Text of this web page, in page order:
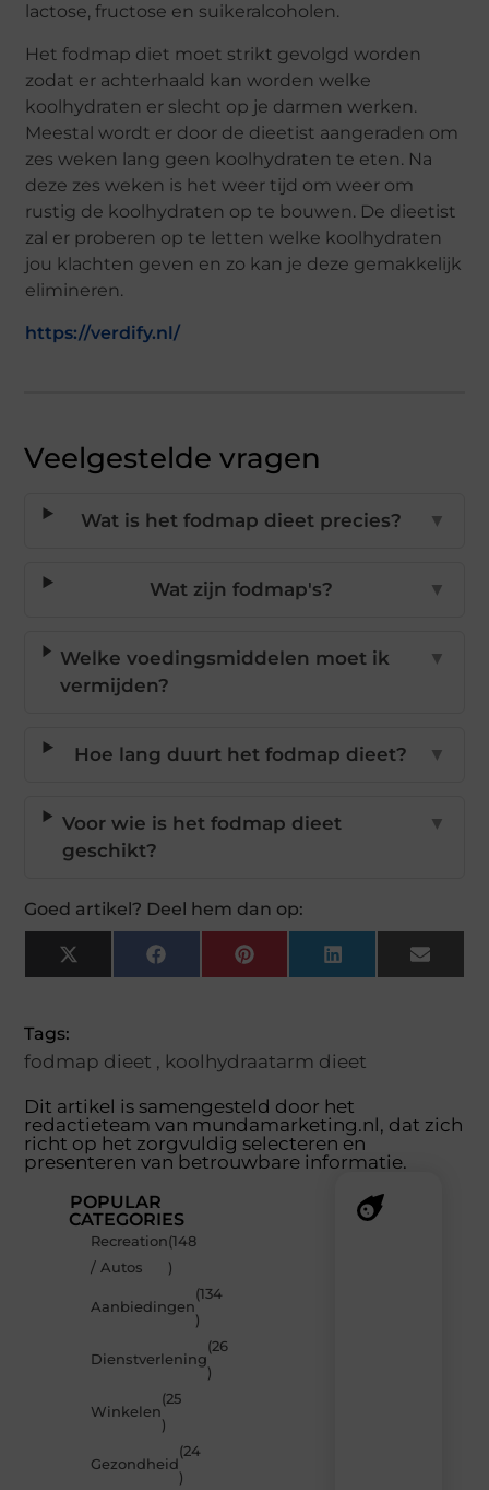
lactose, fructose en suikeralcoholen.
Het fodmap diet moet strikt gevolgd worden
zodat er achterhaald kan worden welke
koolhydraten er slecht op je darmen werken.
Meestal wordt er door de dieetist aangeraden om
zes weken lang geen koolhydraten te eten. Na
deze zes weken is het weer tijd om weer om
rustig de koolhydraten op te bouwen. De dieetist
zal er proberen op te letten welke koolhydraten
jou klachten geven en zo kan je deze gemakkelijk
elimineren.
https://verdify.nl/
Veelgestelde vragen
Wat is het fodmap dieet precies? ▼
Wat zijn fodmap's? ▼
Welke voedingsmiddelen moet ik
vermijden?
▼
Hoe lang duurt het fodmap dieet? ▼
Voor wie is het fodmap dieet
geschikt?
▼
Goed artikel? Deel hem dan op:
X
(Twitter)
FacebookPinterestLinkedInEmail
Tags:
fodmap dieet , koolhydraatarm dieet
Dit artikel is samengesteld door het
redactieteam van mundamarketing.nl, dat zich
richt op het zorgvuldig selecteren en
presenteren van betrouwbare informatie.
POPULAR
CATEGORIES
Recreation
/ Autos
(148
)
Aanbiedingen
(134
)
Dienstverlening
(26
)
Winkelen
(25
)
Gezondheid
(24
)